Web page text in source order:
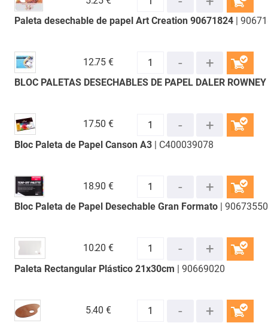
Paleta desechable de papel Art Creation 90671824|
COMPRAR
BLOC PALETAS DESECHABLES DE PAPEL DALER ROWNEY
12.75 €
COMPRAR
Bloc Paleta de Papel Canson A3| C400039078
17.50 €
Bloc Paleta de Papel Desechable Gran Formato| 90673550
18.90 €
COMPRAR
Paleta Rectangular Plástico 21x30cm | 90669020
10.20 €
5.40 €